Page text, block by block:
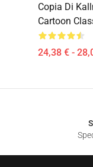
Copia Di
Cartoon
24,38 € -